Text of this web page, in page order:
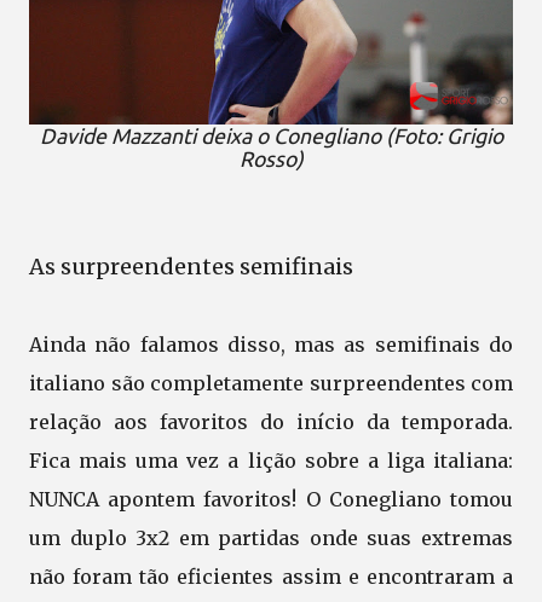
Davide Mazzanti deixa o Conegliano (Foto: Grigio
Rosso)
As surpreendentes semifinais
Ainda não falamos disso, mas as semifinais do
italiano são completamente surpreendentes com
relação aos favoritos do início da temporada.
Fica mais uma vez a lição sobre a liga italiana:
NUNCA apontem favoritos! O Conegliano tomou
um duplo 3x2 em partidas onde suas extremas
não foram tão eficientes assim e encontraram a